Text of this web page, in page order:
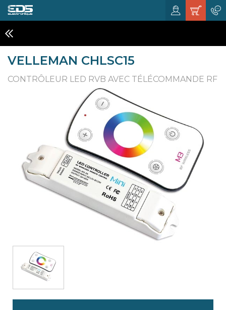
VELLEMAN CHLSC15
CONTRÔLEUR LED RVB AVEC TÉLÉCOMMANDE RF